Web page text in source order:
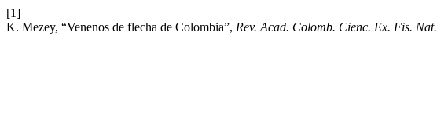
[1]
K. Mezey, “Venenos de flecha de Colombia”, Rev. Acad. Colomb. Cienc. Ex. Fis. Nat.